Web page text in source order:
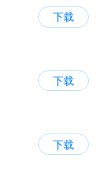
下载
下载
下载